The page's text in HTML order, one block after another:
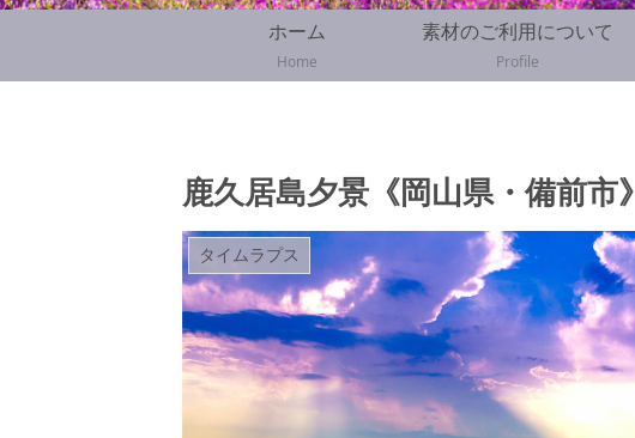
ホーム
Home
素材のご利用について
Profile
鹿久居島夕景《岡山県・備前市》
タイムラプス